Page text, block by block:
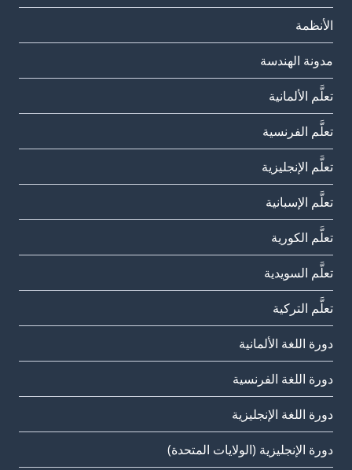
الأنظمة
مدونة الهندسة
تعلَّم الألمانية
تعلَّم الفرنسية
تعلَّم الإنجليزية
تعلَّم الإسبانية
تعلَّم الكورية
تعلَّم السويدية
تعلَّم التركية
دورة اللغة الألمانية
دورة اللغة الفرنسية
دورة اللغة الإنجليزية
دورة الإنجليزية (الولايات المتحدة)